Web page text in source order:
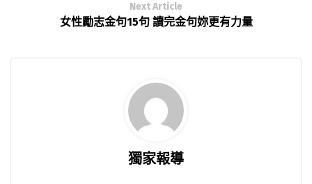
Next Article
女性勵志金句15句 讀完金句妳更有力量
獨家報導